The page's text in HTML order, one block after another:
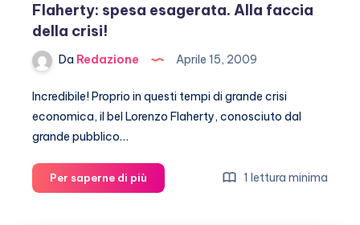
Flaherty: spesa esagerata. Alla faccia
della crisi!
Da Redazione Aprile 15, 2009
Incredibile! Proprio in questi tempi di grande crisi
economica, il bel Lorenzo Flaherty, conosciuto dal
grande pubblico…
Per saperne di più
spesa
1 lettura minima